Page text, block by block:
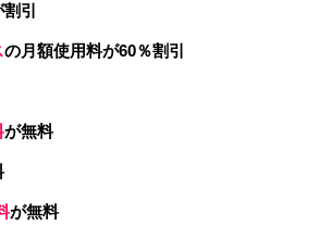
引
の月額使用料が60％割引
が無料
が無料